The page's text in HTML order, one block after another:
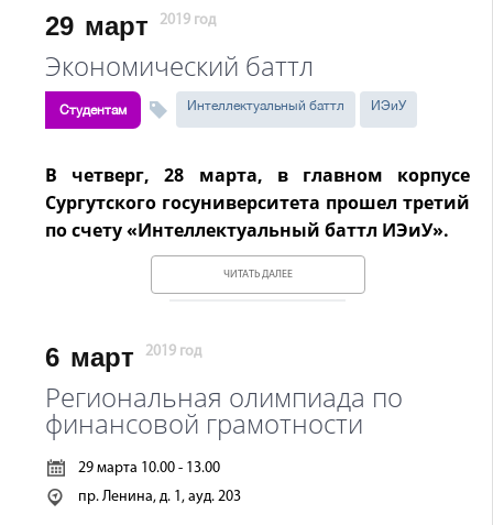
29 март 2019 год
Экономический баттл
Студентам Интеллектуальный баттл ИЭиУ
В четверг, 28 марта, в главном корпусе
Сургутского госуниверситета прошел третий
по счету «Интеллектуальный баттл ИЭиУ».
ЧИТАТЬ ДАЛЕЕ
6 март 2019 год
Региональная олимпиада по
финансовой грамотности
29 марта 10.00 - 13.00
пр. Ленина, д. 1, ауд. 203